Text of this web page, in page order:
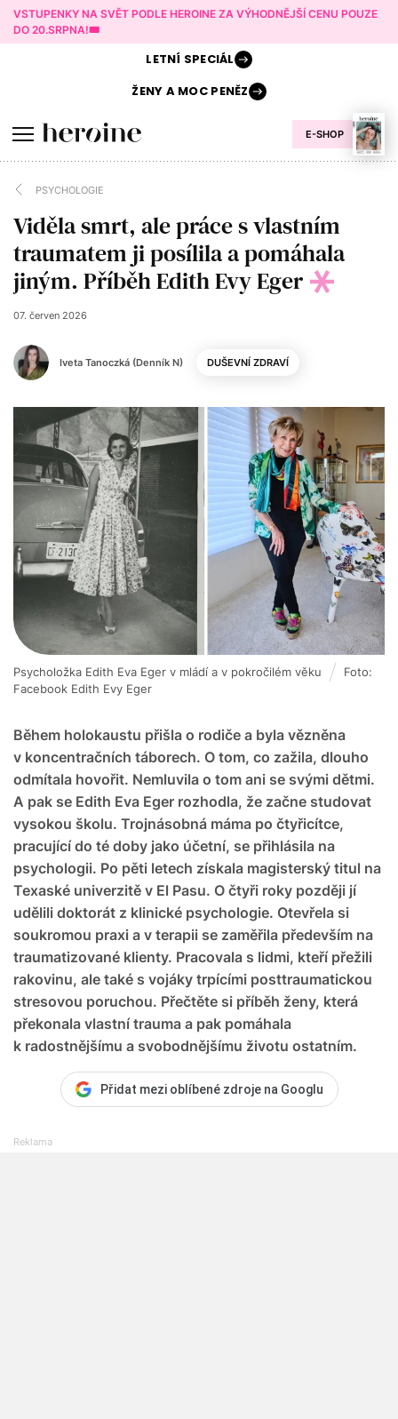
VSTUPENKY NA SVĚT PODLE HEROINE ZA VÝHODNĚJŠÍ CENU POUZE
DO 20.SRPNA!🎟️
E-SHOP
LETNÍ SPECIÁL
ŽENY AMOC PENĚZ
PSYCHOLOGIE
Viděla smrt, ale práce s vlastním
traumatem ji posílila a pomáhala
jiným. Příběh Edith Evy Eger
Iveta Tanoczká (Denník N)
07. červen 2026
DUŠEVNÍ ZDRAVÍ
Během holokaustu přišla o rodiče a byla vězněna
v koncentračních táborech. O tom, co zažila, dlouho
odmítala hovořit. Nemluvila o tom ani se svými dětmi.
A pak se Edith Eva Eger rozhodla, že začne studovat
vysokou školu. Trojnásobná máma po čtyřicítce,
pracující do té doby jako účetní, se přihlásila na
psychologii. Po pěti letech získala magisterský titul na
Texaské univerzitě v El Pasu. O čtyři roky později jí
udělili doktorát z klinické psychologie. Otevřela si
soukromou praxi a v terapii se zaměřila především na
traumatizované klienty. Pracovala s lidmi, kteří přežili
rakovinu, ale také s vojáky trpícími posttraumatickou
stresovou poruchou. Přečtěte si příběh ženy, která
překonala vlastní trauma a pak pomáhala
k radostnějšímu a svobodnějšímu životu ostatním.
Psycholožka Edith Eva Eger v mládí a v pokročilém věku
Foto:
Facebook Edith Evy Eger
Přidat mezi oblíbené zdroje na Googlu